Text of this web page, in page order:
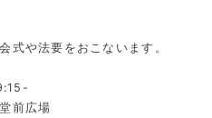
式や法要をおこないます。
前広場